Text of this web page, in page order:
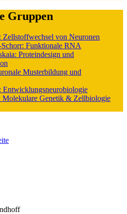
Gruppen
von Neuronen
Schorr: Funktionale RNA
Proteindesign und
Musterbildung und
Entwicklungsneurobiologie
Molekulare Genetik & Zellbiologie